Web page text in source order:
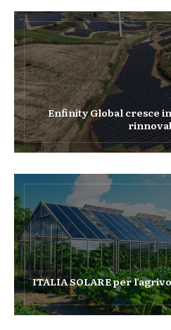
Enfinity Global cresce
ITALIA SOLARE per